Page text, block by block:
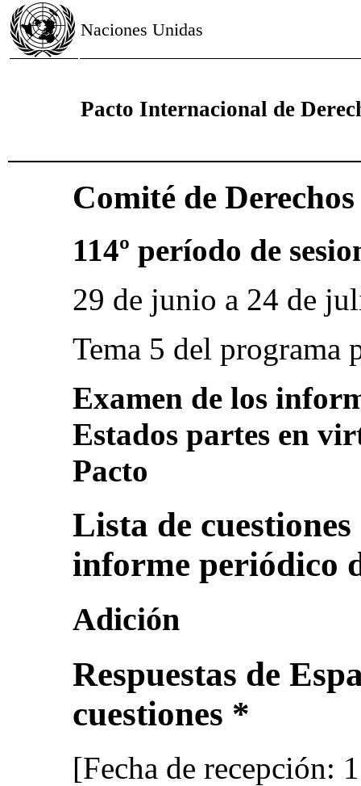
Naciones Unidas
Pacto Internacional de
Comité de
114º período de
29 de junio a 24 de
Tema 5 del programa
Examen de los
Estados partes en
Pacto
Lista de
informe periódico
Adición
Respuestas de
cuestiones *
[Fecha de recepción: